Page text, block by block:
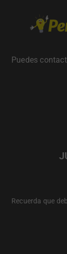
Puedes
Recuerda que